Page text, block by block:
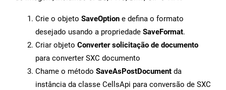
Crie o objeto SaveOption e defina o formato
desejado usando a propriedade SaveFormat.
Criar objeto Converter solicitação de documento
para converter SXC documento
Chame o método SaveAsPostDocument da
instância da classe CellsApi para conversão de SXC